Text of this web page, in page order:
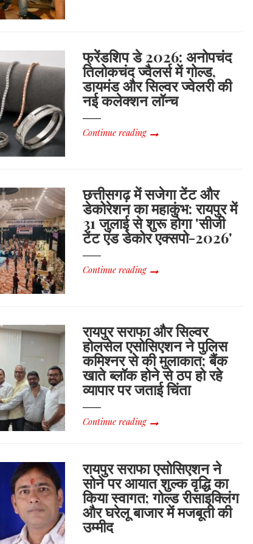
फ्रेंडशिप डे 2026: अनोपचंद
तिलोकचंद ज्वैलर्स में गोल्ड,
डायमंड और सिल्वर ज्वेलरी की
नई कलेक्शन लॉन्च
Continue reading
छत्तीसगढ़ में सजेगा टेंट और
डेकोरेशन का महाकुंभ: रायपुर में
31 जुलाई से शुरू होगा 'सीजी
टेंट एंड डेकोर एक्सपो-2026'
Continue reading
रायपुर सराफा और सिल्वर
होलसेल एसोसिएशन ने पुलिस
कमिश्नर से की मुलाकात; बैंक
खाते ब्लॉक होने से ठप हो रहे
व्यापार पर जताई चिंता
Continue reading
रायपुर सराफा एसोसिएशन ने
सोने पर आयात शुल्क वृद्धि का
किया स्वागत; गोल्ड रीसाइक्लिंग
और घरेलू बाजार में मजबूती की
उम्मीद